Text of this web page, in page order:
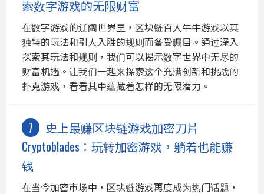
索数字游戏的无限财富
在数字游戏的辽阔世界里，区块链百人牛牛游戏以其
独特的玩法和引人入胜的规则而备受瞩目。通过深入
探索其玩法和规则，我们可以揭示数字世界中无尽的
财富机遇。让我们一起来探索这个充满创新和挑战的
扑克游戏，看看其中蕴藏着怎样的无限潜力。
史上最赚区块链游戏加密刀片
Cryptoblades：玩转加密游戏，躺着也能赚
钱
在当今加密市场中，区块链游戏再度成为热门话题，